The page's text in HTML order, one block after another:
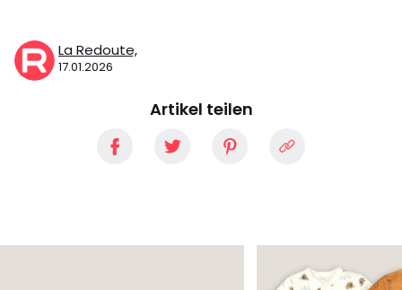
La Redoute,
17.01.2026
Artikel teilen